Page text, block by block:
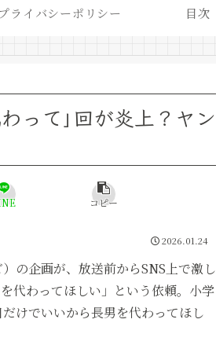
プライバシーポリシー 目次
って｣回が炎上？ヤン
コピー
2026.01.24
の企画が、放送前からSNS上で激し
代わってほしい」という依頼。小学
けでいいから長男を代わってほし